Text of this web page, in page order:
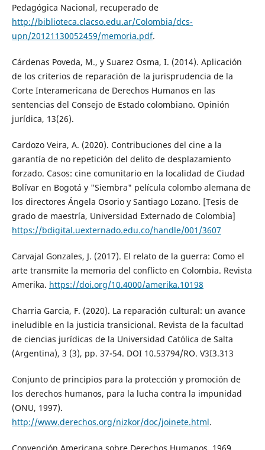
Pedagógica Nacional, recuperado de
http://biblioteca.clacso.edu.ar/Colombia/dcs-
upn/20121130052459/memoria.pdf.
Cárdenas Poveda, M., y Suarez Osma, I. (2014). Aplicación
de los criterios de reparación de la jurisprudencia de la
Corte Interamericana de Derechos Humanos en las
sentencias del Consejo de Estado colombiano. Opinión
jurídica, 13(26).
Cardozo Veira, A. (2020). Contribuciones del cine a la
garantía de no repetición del delito de desplazamiento
forzado. Casos: cine comunitario en la localidad de Ciudad
Bolívar en Bogotá y "Siembra" película colombo alemana de
los directores Ángela Osorio y Santiago Lozano. [Tesis de
grado de maestría, Universidad Externado de Colombia]
https://bdigital.uexternado.edu.co/handle/001/3607
Carvajal Gonzales, J. (2017). El relato de la guerra: Como el
arte transmite la memoria del conflicto en Colombia. Revista
Amerika. https://doi.org/10.4000/amerika.10198
Charria Garcia, F. (2020). La reparación cultural: un avance
ineludible en la justicia transicional. Revista de la facultad
de ciencias jurídicas de la Universidad Católica de Salta
(Argentina), 3 (3), pp. 37-54. DOI 10.53794/RO. V3I3.313
Conjunto de principios para la protección y promoción de
los derechos humanos, para la lucha contra la impunidad
(ONU, 1997).
http://www.derechos.org/nizkor/doc/joinete.html.